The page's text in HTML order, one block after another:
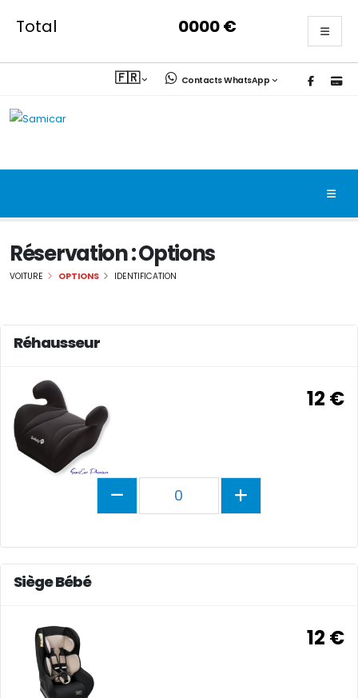
Total 0000€
🇫🇷 Contacts WhatsApp
Réservation : Options
VOITURE OPTIONS IDENTIFICATION
Réhausseur
12 €
0
Siège Bébé
12 €